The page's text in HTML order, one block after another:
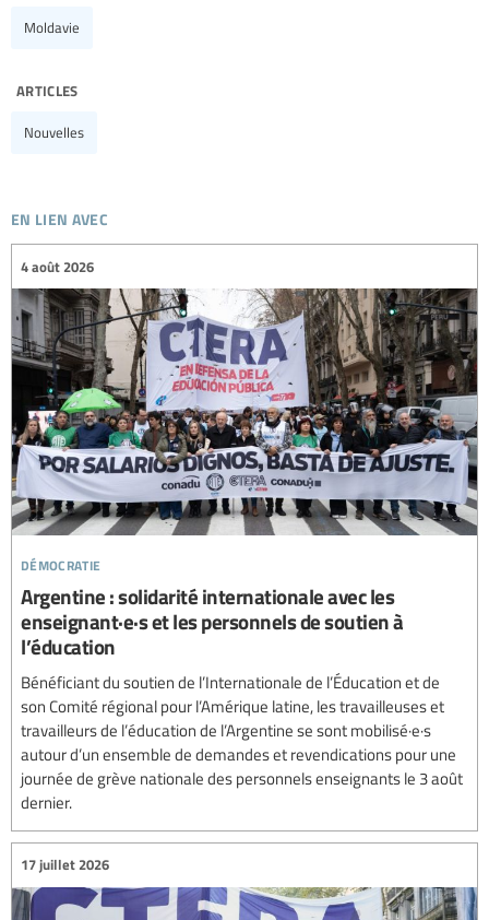
Moldavie
articles
Nouvelles
en lien avec
démocratie
4 août 2026
Argentine : solidarité internationale avec les
enseignant·e·s et les personnels de soutien à
l’éducation
Bénéficiant du soutien de l’Internationale de l’Éducation et de
son Comité régional pour l’Amérique latine, les travailleuses et
travailleurs de l’éducation de l’Argentine se sont mobilisé·e·s
autour d’un ensemble de demandes et revendications pour une
journée de grève nationale des personnels enseignants le 3 août
dernier.
17 juillet 2026